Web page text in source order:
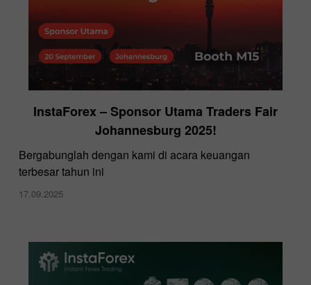
InstaForex – Sponsor Utama Traders Fair
Johannesburg 2025!
Bergabunglah dengan kami di acara keuangan
terbesar tahun ini
17.09.2025